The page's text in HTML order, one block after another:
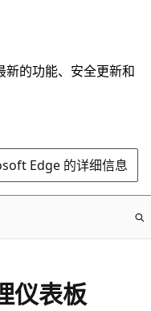
的功能、安全更新和
Edge 的详细信息
仪表板